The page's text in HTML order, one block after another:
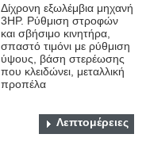
Δίχρονη εξωλέμβια μηχανή
3ΗΡ. Ρύθμιση στροφών
και σβήσιμο κινητήρα,
σπαστό τιμόνι με ρύθμιση
ύψους, βάση στερέωσης
που κλειδώνει, μεταλλική
προπέλα
Λεπτομέρειες